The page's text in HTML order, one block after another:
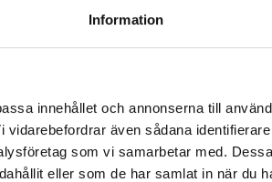
Information
innehållet och annonserna till
även sådana
som vi samarbetar med.
eller som de har samlat in när du
More salt